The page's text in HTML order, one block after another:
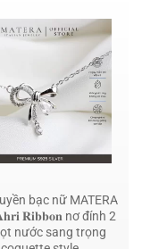
bạc nữ MATERA
𝐑𝐢𝐛𝐛𝐨𝐧 nơ đính 2
nước sang trọng